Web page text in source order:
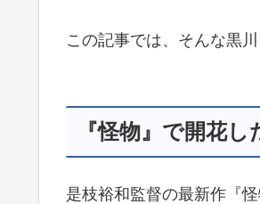
この記事では、そんな黒
『怪物』で開花
是枝裕和監督の最新作『